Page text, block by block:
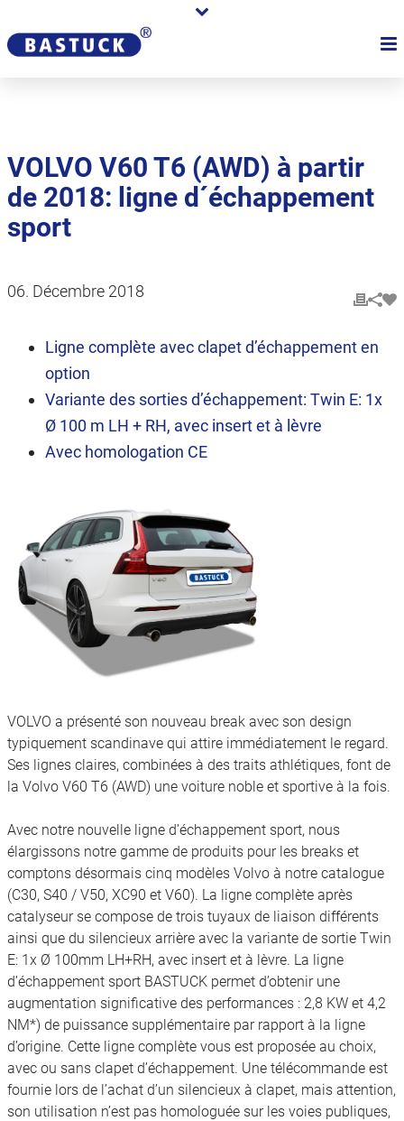
VOLVO V60 T6 (AWD) à partir
de 2018: ligne d´échappement
sport
06. Décembre 2018
Ligne complète avec clapet d’échappement en
option
Variante des sorties d’échappement: Twin E: 1x
Ø 100 m LH + RH, avec insert et à lèvre
Avec homologation CE
VOLVO a présenté son nouveau break avec son design
typiquement scandinave qui attire immédiatement le regard.
Ses lignes claires, combinées à des traits athlétiques, font de
la Volvo V60 T6 (AWD) une voiture noble et sportive à la fois.
Avec notre nouvelle ligne d’échappement sport, nous
élargissons notre gamme de produits pour les breaks et
comptons désormais cinq modèles Volvo à notre catalogue
(C30, S40 / V50, XC90 et V60). La ligne complète après
catalyseur se compose de trois tuyaux de liaison différents
ainsi que du silencieux arrière avec la variante de sortie Twin
E: 1x Ø 100mm LH+RH, avec insert et à lèvre. La ligne
d’échappement sport BASTUCK permet d’obtenir une
augmentation significative des performances : 2,8 KW et 4,2
NM*) de puissance supplémentaire par rapport à la ligne
d’origine. Cette ligne complète vous est proposée au choix,
avec ou sans clapet d’échappement. Une télécommande est
fournie lors de l’achat d’un silencieux à clapet, mais attention,
son utilisation n’est pas homologuée sur les voies publiques,